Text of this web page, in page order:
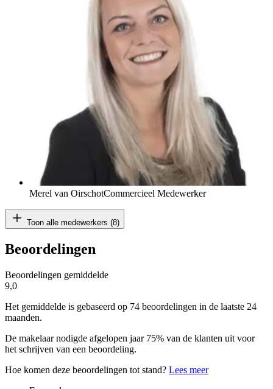
Merel van OirschotCommercieel Medewerker
Toon alle medewerkers (8)
Beoordelingen
Beoordelingen gemiddelde
9,0
Het gemiddelde is gebaseerd op 74 beoordelingen in de laatste 24
maanden.
De makelaar nodigde afgelopen jaar 75% van de klanten uit voor
het schrijven van een beoordeling.
Hoe komen deze beoordelingen tot stand? Lees meer